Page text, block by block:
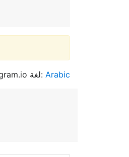
Tgram.io لغة: Arabic